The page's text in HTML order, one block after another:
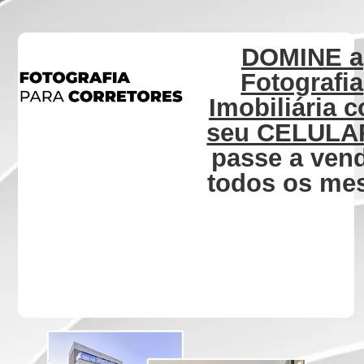
DOMINE a
Fotografia
Imobiliária
seu
passe a
todos os